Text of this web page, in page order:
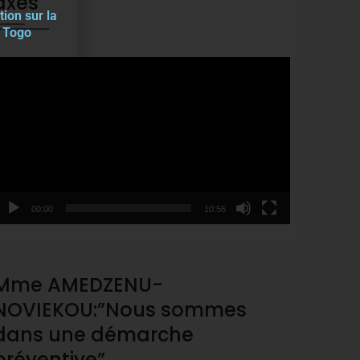
00:00 10:56
AMEDZENU-
sommes
une démarche
sur la